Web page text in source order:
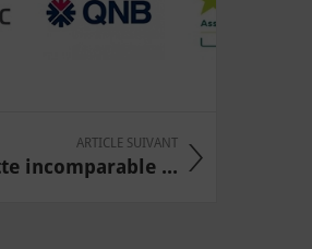
ARTICLE SUIVANT
incomparable ...